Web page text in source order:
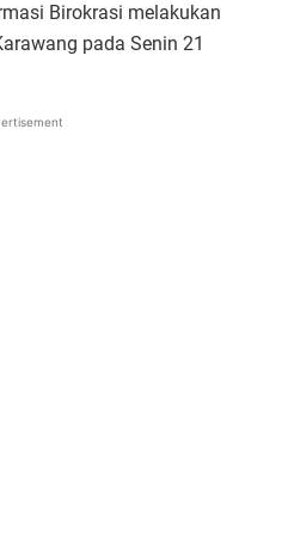
Birokrasi melakukan
pada Senin 21